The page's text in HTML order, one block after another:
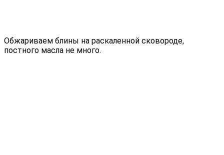
Обжариваем блины на раскаленной сковороде,
постного масла не много.